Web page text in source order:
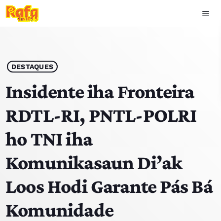
menu
play_arrow OUVIR RAFA
HOME
NOTÍCIAS
EQUIPA
TOP 15
PODCASTS
DESTAQUES
Insidente iha Fronteira
RDTL-RI, PNTL-POLRI
ho TNI iha
Komunikasaun Di’ak
Loos Hodi Garante Pás Bá
Komunidade